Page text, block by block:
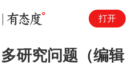
打开
研究问题（编辑